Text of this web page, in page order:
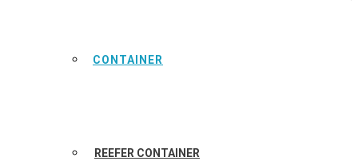
CONTAINER
REEFER CONTAINER